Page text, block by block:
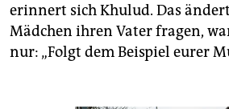
erinnert sich Khulud. Das
Mädchen ihren Vater fragen,
nur: „Folgt dem Beispiel eurer